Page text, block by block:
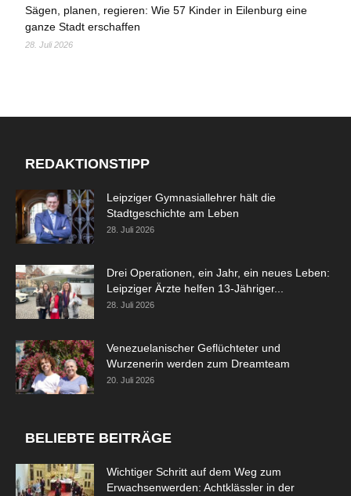
Sägen, planen, regieren: Wie 57 Kinder in Eilenburg eine
ganze Stadt erschaffen
28. Juli 2026
REDAKTIONSTIPP
Leipziger Gymnasiallehrer hält die
Stadtgeschichte am Leben
28. Juli 2026
Drei Operationen, ein Jahr, ein neues Leben:
Leipziger Ärzte helfen 13-Jähriger...
28. Juli 2026
Venezuelanischer Geflüchteter und
Wurzenerin werden zum Dreamteam
20. Juli 2026
BELIEBTE BEITRÄGE
Wichtiger Schritt auf dem Weg zum
Erwachsenwerden: Achtklässler in der